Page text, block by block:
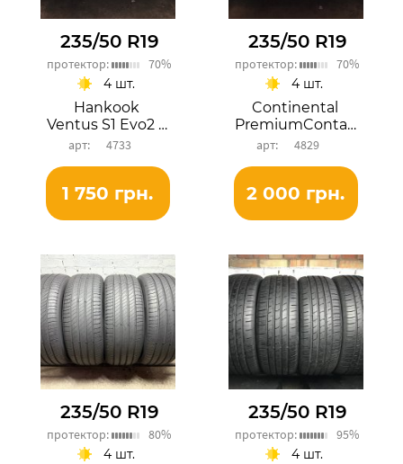
235/50 R19
протектор: 70%
Hankook
Ventus S1 Evo2 SUV
4733
4 шт.
1 750 грн.
235/50 R19
протектор: 70%
Continental
PremiumContact 6
4829
4 шт.
2 000 грн.
235/50 R19
протектор: 80%
4 шт.
235/50 R19
протектор: 95%
4 шт.